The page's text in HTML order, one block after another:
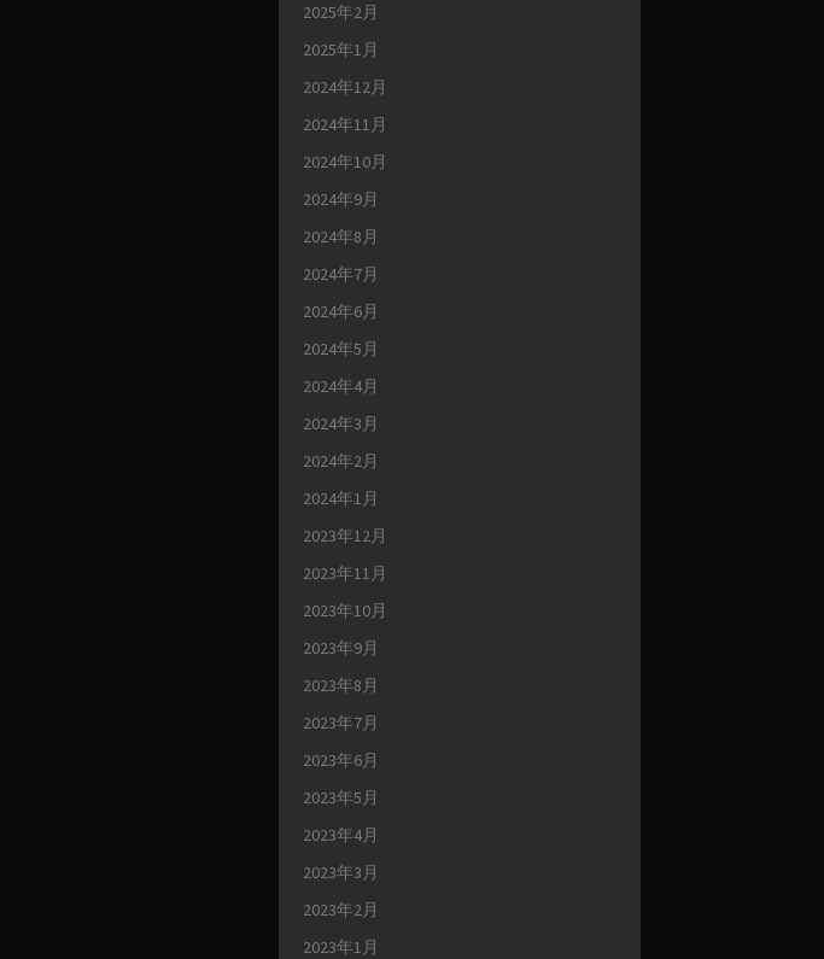
2025年2月
2025年1月
2024年12月
2024年11月
2024年10月
2024年9月
2024年8月
2024年7月
2024年6月
2024年5月
2024年4月
2024年3月
2024年2月
2024年1月
2023年12月
2023年11月
2023年10月
2023年9月
2023年8月
2023年7月
2023年6月
2023年5月
2023年4月
2023年3月
2023年2月
2023年1月